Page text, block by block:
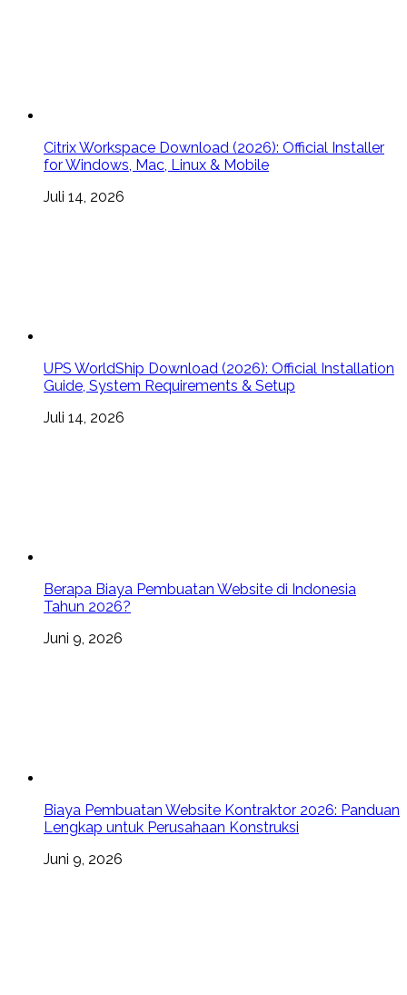
Citrix Workspace Download (2026): Official Installer
for Windows, Mac, Linux & Mobile
Juli 14, 2026
UPS WorldShip Download (2026): Official Installation
Guide, System Requirements & Setup
Juli 14, 2026
Berapa Biaya Pembuatan Website di Indonesia
Tahun 2026?
Juni 9, 2026
Biaya Pembuatan Website Kontraktor 2026: Panduan
Lengkap untuk Perusahaan Konstruksi
Juni 9, 2026